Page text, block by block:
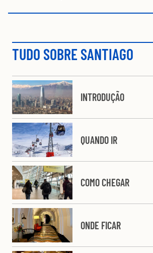
TUDO SOBRE SANTIAGO
INTRODUÇÃO
QUANDO IR
COMO CHEGAR
ONDE FICAR